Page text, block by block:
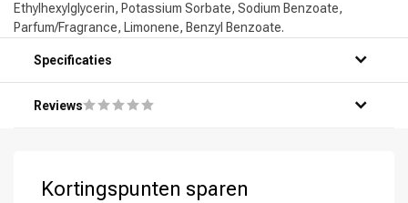
Ethylhexylglycerin, Potassium Sorbate, Sodium Benzoate,
Parfum/Fragrance, Limonene, Benzyl Benzoate.
Specificaties
Reviews
Kortingspunten sparen